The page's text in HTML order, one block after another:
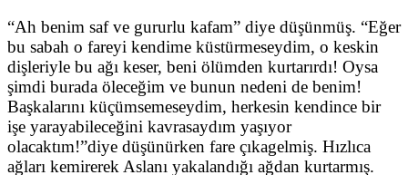
“Ah benim saf ve gururlu kafam” diye düşünmüş. “Eğer
bu sabah o fareyi kendime küstürmeseydim, o keskin
dişleriyle bu ağı keser, beni ölümden kurtarırdı! Oysa
şimdi burada öleceğim ve bunun nedeni de benim!
Başkalarını küçümsemeseydim, herkesin kendince bir
işe yarayabileceğini kavrasaydım yaşıyor
olacaktım!”diye düşünürken fare çıkagelmiş. Hızlıca
ağları kemirerek Aslanı yakalandığı ağdan kurtarmış.